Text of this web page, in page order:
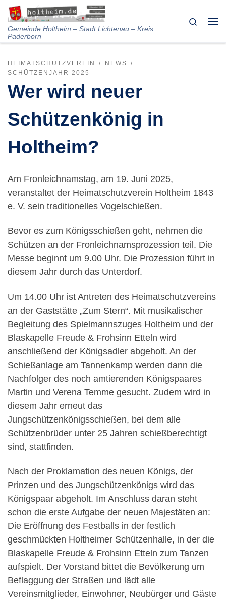
Skip to content
Gemeinde Holtheim – Stadt Lichtenau – Kreis
Paderborn
Search
HEIMATSCHUTZVEREIN
NEWS
SCHÜTZENJAHR 2025
Wer wird neuer
Schützenkönig in
Holtheim?
Am Fronleichnamstag, am 19. Juni 2025,
veranstaltet der Heimatschutzverein Holtheim 1843
e. V. sein traditionelles Vogelschießen.
Bevor es zum Königsschießen geht, nehmen die
Schützen an der Fronleichnamsprozession teil. Die
Messe beginnt um 9.00 Uhr. Die Prozession führt in
diesem Jahr durch das Unterdorf.
Um 14.00 Uhr ist Antreten des Heimatschutzvereins
an der Gaststätte „Zum Stern“. Mit musikalischer
Begleitung des Spielmannszuges Holtheim und der
Blaskapelle Freude & Frohsinn Etteln wird
anschließend der Königsadler abgeholt. An der
Schießanlage am Tannenkamp werden dann die
Nachfolger des noch amtierenden Königspaares
Martin und Verena Temme gesucht. Zudem wird in
diesem Jahr erneut das
Jungschützenkönigsschießen, bei dem alle
Schützenbrüder unter 25 Jahren schießberechtigt
sind, stattfinden.
Nach der Proklamation des neuen Königs, der
Prinzen und des Jungschützenkönigs wird das
Königspaar abgeholt. Im Anschluss daran steht
schon die erste Aufgabe der neuen Majestäten an:
Die Eröffnung des Festballs in der festlich
geschmückten Holtheimer Schützenhalle, in der die
Blaskapelle Freude & Frohsinn Etteln zum Tanzen
aufspielt. Der Vorstand bittet die Bevölkerung um
Beflaggung der Straßen und lädt alle
Vereinsmitglieder, Einwohner, Neubürger und Gäste